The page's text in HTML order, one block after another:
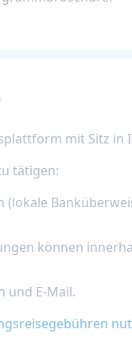
mit Sitz in
tätigen:
können
und E-Mail.